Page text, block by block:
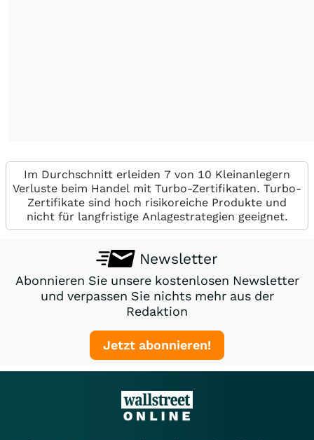
Im Durchschnitt erleiden 7 von 10 Kleinanlegern
Verluste beim Handel mit Turbo-Zertifikaten. Turbo-
Zertifikate sind hoch risikoreiche Produkte und
nicht für langfristige Anlagestrategien geeignet.
Newsletter
Abonnieren Sie unsere kostenlosen Newsletter
und verpassen Sie nichts mehr aus der
Redaktion
Jetzt abonnieren!